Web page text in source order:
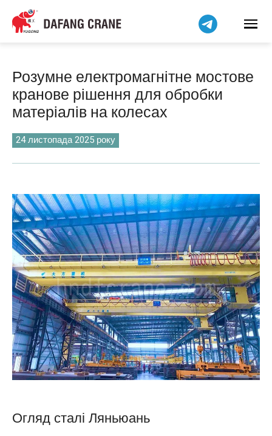
Розумне електромагнітне мостове
кранове рішення для обробки
матеріалів на колесах
24 листопада 2025 року
Огляд сталі Ляньюань
हिन्दी
Bahasa Indonesia
简体中文
বাংলা
فارسی
Pilipino
اردو
Беларуская мова
Kiswahili
Dansk
Norsk
O‘zbekcha